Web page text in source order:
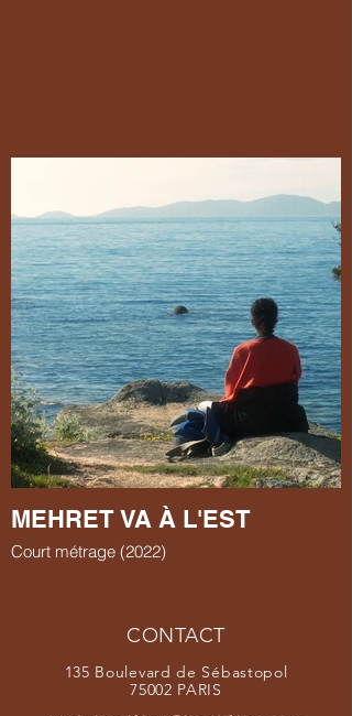
MEHRET VA À L'EST
Court métrage (2022)
CONTACT
135 Boulevard de Sébastopol
75002 PARIS